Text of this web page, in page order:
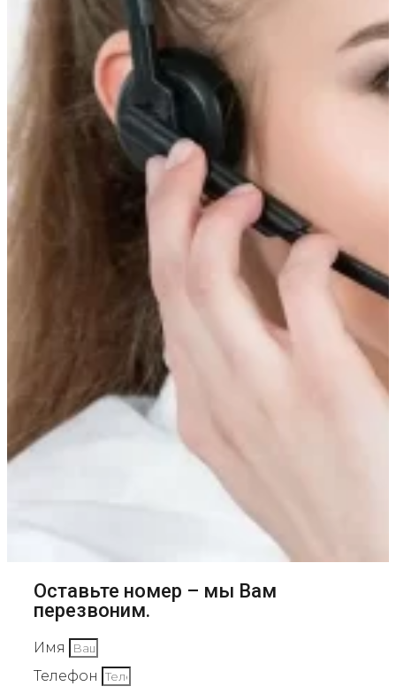
Оставьте номер – мы Вам
перезвоним.
Имя
Телефон